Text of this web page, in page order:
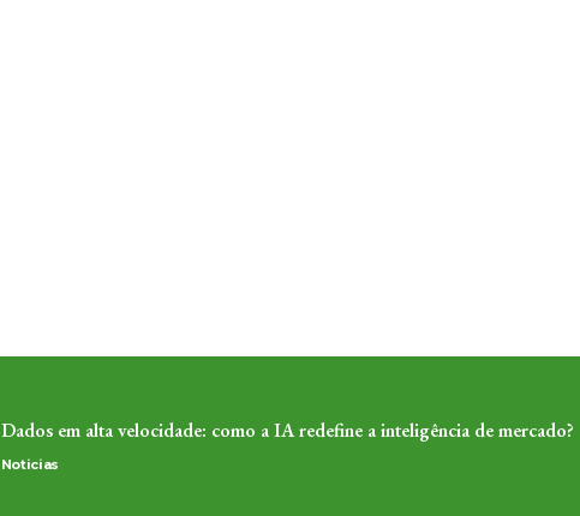
Dados em alta velocidade: como a IA redefine a inteligência de mercado?
Noticias